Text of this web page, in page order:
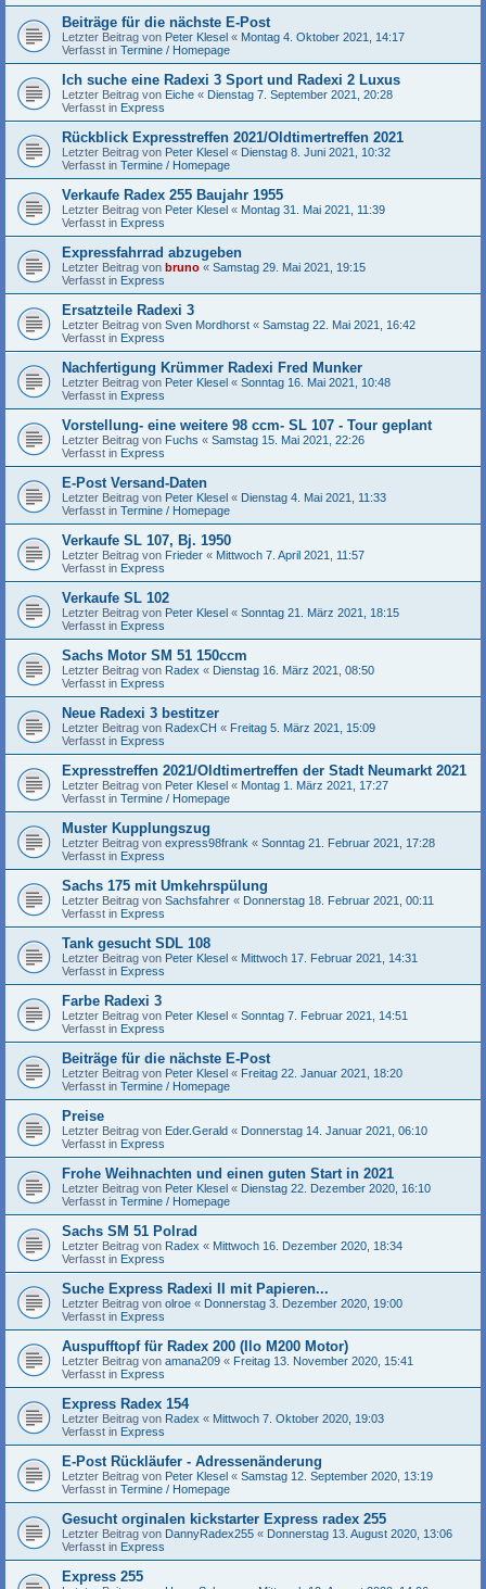
Beiträge für die nächste E-Post
Letzter Beitrag von Peter Klesel « Montag 4. Oktober 2021, 14:17
Verfasst in Termine / Homepage
Ich suche eine Radexi 3 Sport und Radexi 2 Luxus
Letzter Beitrag von Eiche « Dienstag 7. September 2021, 20:28
Verfasst in Express
Rückblick Expresstreffen 2021/Oldtimertreffen 2021
Letzter Beitrag von Peter Klesel « Dienstag 8. Juni 2021, 10:32
Verfasst in Termine / Homepage
Verkaufe Radex 255 Baujahr 1955
Letzter Beitrag von Peter Klesel « Montag 31. Mai 2021, 11:39
Verfasst in Express
Expressfahrrad abzugeben
Letzter Beitrag von bruno « Samstag 29. Mai 2021, 19:15
Verfasst in Express
Ersatzteile Radexi 3
Letzter Beitrag von Sven Mordhorst « Samstag 22. Mai 2021, 16:42
Verfasst in Express
Nachfertigung Krümmer Radexi Fred Munker
Letzter Beitrag von Peter Klesel « Sonntag 16. Mai 2021, 10:48
Verfasst in Express
Vorstellung- eine weitere 98 ccm- SL 107 - Tour geplant
Letzter Beitrag von Fuchs « Samstag 15. Mai 2021, 22:26
Verfasst in Express
E-Post Versand-Daten
Letzter Beitrag von Peter Klesel « Dienstag 4. Mai 2021, 11:33
Verfasst in Termine / Homepage
Verkaufe SL 107, Bj. 1950
Letzter Beitrag von Frieder « Mittwoch 7. April 2021, 11:57
Verfasst in Express
Verkaufe SL 102
Letzter Beitrag von Peter Klesel « Sonntag 21. März 2021, 18:15
Verfasst in Express
Sachs Motor SM 51 150ccm
Letzter Beitrag von Radex « Dienstag 16. März 2021, 08:50
Verfasst in Express
Neue Radexi 3 bestitzer
Letzter Beitrag von RadexCH « Freitag 5. März 2021, 15:09
Verfasst in Express
Expresstreffen 2021/Oldtimertreffen der Stadt Neumarkt 2021
Letzter Beitrag von Peter Klesel « Montag 1. März 2021, 17:27
Verfasst in Termine / Homepage
Muster Kupplungszug
Letzter Beitrag von express98frank « Sonntag 21. Februar 2021, 17:28
Verfasst in Express
Sachs 175 mit Umkehrspülung
Letzter Beitrag von Sachsfahrer « Donnerstag 18. Februar 2021, 00:11
Verfasst in Express
Tank gesucht SDL 108
Letzter Beitrag von Peter Klesel « Mittwoch 17. Februar 2021, 14:31
Verfasst in Express
Farbe Radexi 3
Letzter Beitrag von Peter Klesel « Sonntag 7. Februar 2021, 14:51
Verfasst in Express
Beiträge für die nächste E-Post
Letzter Beitrag von Peter Klesel « Freitag 22. Januar 2021, 18:20
Verfasst in Termine / Homepage
Preise
Letzter Beitrag von Eder.Gerald « Donnerstag 14. Januar 2021, 06:10
Verfasst in Express
Frohe Weihnachten und einen guten Start in 2021
Letzter Beitrag von Peter Klesel « Dienstag 22. Dezember 2020, 16:10
Verfasst in Termine / Homepage
Sachs SM 51 Polrad
Letzter Beitrag von Radex « Mittwoch 16. Dezember 2020, 18:34
Verfasst in Express
Suche Express Radexi II mit Papieren...
Letzter Beitrag von olroe « Donnerstag 3. Dezember 2020, 19:00
Verfasst in Express
Auspufftopf für Radex 200 (Ilo M200 Motor)
Letzter Beitrag von amana209 « Freitag 13. November 2020, 15:41
Verfasst in Express
Express Radex 154
Letzter Beitrag von Radex « Mittwoch 7. Oktober 2020, 19:03
Verfasst in Express
E-Post Rückläufer - Adressenänderung
Letzter Beitrag von Peter Klesel « Samstag 12. September 2020, 13:19
Verfasst in Termine / Homepage
Gesucht orginalen kickstarter Express radex 255
Letzter Beitrag von DannyRadex255 « Donnerstag 13. August 2020, 13:06
Verfasst in Express
Express 255